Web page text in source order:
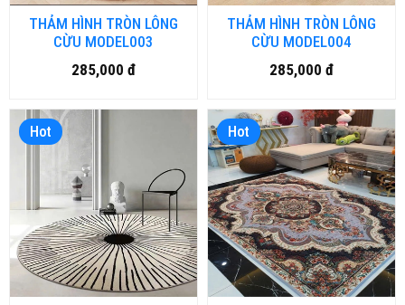
THẢM HÌNH TRÒN LÔNG
CỪU MODEL003
285,000 đ
THẢM HÌNH TRÒN LÔNG
CỪU MODEL004
285,000 đ
Hot Hot